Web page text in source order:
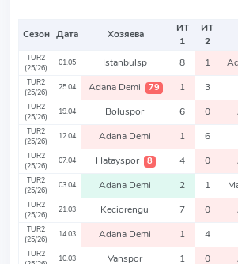
Сезон Дата Хозяева
ИТ
1
ИТ
2
TUR2
(25/26)
01.05 Istanbulsp 8 1
TUR2
(25/26)
25.04 Adana Demi 79 1 3
TUR2
(25/26)
19.04 Boluspor 6 0
TUR2
(25/26)
12.04 Adana Demi 1 6
TUR2
(25/26)
07.04 Hatayspor 8 4 0
TUR2
(25/26)
03.04 Adana Demi 2 1
TUR2
(25/26)
21.03 Keciorengu 7 0
TUR2
(25/26)
14.03 Adana Demi 1 4
TUR2
10.03 Vanspor 1 0